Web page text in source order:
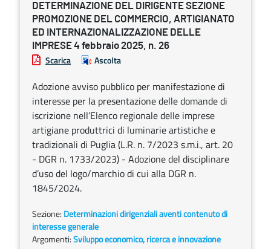
DETERMINAZIONE DEL DIRIGENTE SEZIONE
PROMOZIONE DEL COMMERCIO, ARTIGIANATO
ED INTERNAZIONALIZZAZIONE DELLE
IMPRESE 4 febbraio 2025, n. 26
Scarica Ascolta
Adozione avviso pubblico per manifestazione di
interesse per la presentazione delle domande di
iscrizione nell’Elenco regionale delle imprese
artigiane produttrici di luminarie artistiche e
tradizionali di Puglia (L.R. n. 7/2023 s.m.i., art. 20
- DGR n. 1733/2023) - Adozione del disciplinare
d’uso del logo/marchio di cui alla DGR n.
1845/2024.
Sezione: Determinazioni dirigenziali aventi contenuto di
interesse generale
Argomenti:Sviluppo economico, ricerca e innovazione